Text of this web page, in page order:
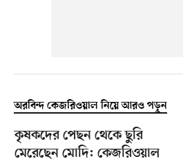
অরবিন্দ কেজরিওয়াল নিয়ে আরও পড়ুন
কৃষকদের পেছন থেকে ছুরি
মেরেছেন মোদি: কেজরিওয়াল